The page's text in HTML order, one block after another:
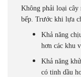
Không phải loại
bếp. Trước khi lựa
Khả năng
hơn các khu
Khả năng
có tinh dầu